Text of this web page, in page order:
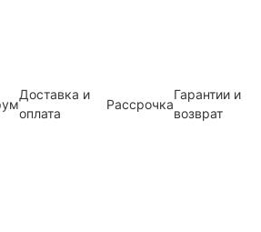
Доставка и
оплата
Рассрочка
Гарантии и
возврат